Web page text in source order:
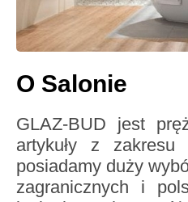
O Salonie
GLAZ-BUD jest
artykuły z zakresu
posiadamy duży
zagranicznych i